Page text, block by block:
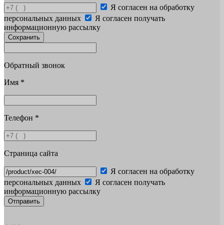
Я согласен на обработку
персональных данных
Я согласен получать
информационную рассылку
Сохранить
Обратный звонок
Имя *
Телефон *
Страница сайта
Я согласен на обработку
персональных данных
Я согласен получать
информационную рассылку
Отправить